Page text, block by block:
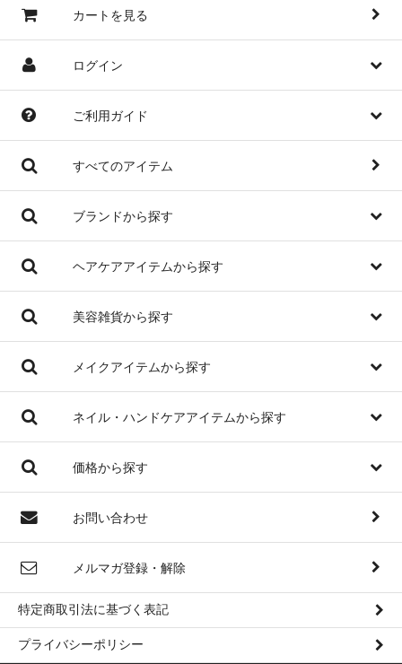
カートを見る
ログイン
ご利用ガイド
すべてのアイテム
ブランドから探す
ヘアケアアイテムから探す
美容雑貨から探す
メイクアイテムから探す
ネイル・ハンドケアアイテムから探す
価格から探す
お問い合わせ
メルマガ登録・解除
特定商取引法に基づく表記
プライバシーポリシー